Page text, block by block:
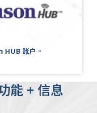
HUB 账户。
能 + 信息